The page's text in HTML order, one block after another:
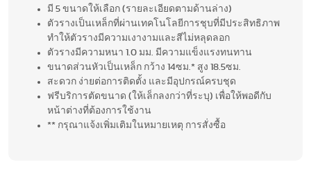
มี 5 ขนาดให้เลือก (รายละเอียดตามด้านล่าง)
ตัวรางเป็นเหล็กที่ผ่านเทคโนโลยีการชุบที่มีประสิทธิภาพ
ทำให้ตัวรางมีความเงางามและสีไม่หลุดลอก
ตัวรางมีความหนา 1.0 มม. มีความแข็งแรงทนทาน
ขนาดส่วนหัวเป็นเหล็ก กว้าง 14ซม.* สูง 18.5ซม.
สะดวก ง่ายต่อการติดตั้ง และมีอุปกรณ์ครบชุด
ฟรีบริการตัดขนาด (ให้เล็กลงกว่าที่ระบุ) เพื่อให้พอดีกับ
หน้าต่างที่ต้องการใช้งาน
** กรุณาแจ้งเพิ่มเติมในหมายเหตุ การสั่งซื้อ